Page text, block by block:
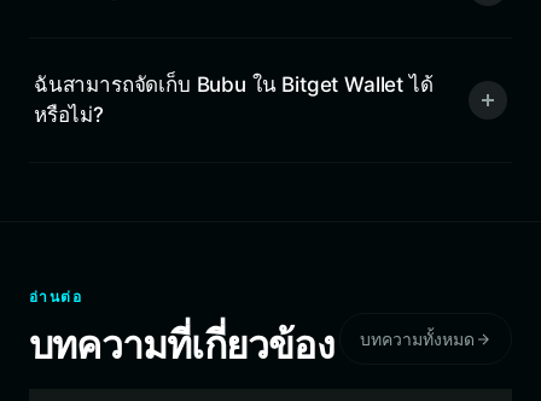
ฉันสามารถจัดเก็บ Bubu ใน Bitget Wallet ได้
หรือไม่?
อ่านต่อ
บทความที่เกี่ยวข้อง บทความทั้งหมด